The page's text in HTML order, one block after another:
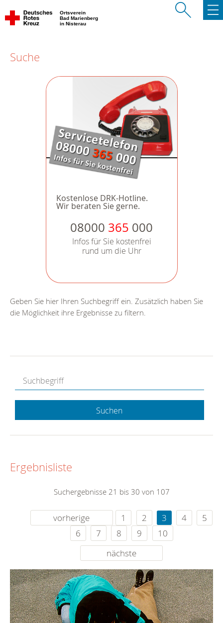
Ortsverein
Bad Marienberg
in Nisterau
Suche
Kostenlose DRK-Hotline.
Wir beraten Sie gerne.
08000 365 000
Infos für Sie kostenfrei
rund um die Uhr
Geben Sie hier Ihren Suchbegriff ein. Zusätzlich haben Sie
die Möglichkeit ihre Ergebnisse zu filtern.
Suchen
Ergebnisliste
Suchergebnisse 21 bis 30 von 107
vorherige 1 2 3 4
5
6
7 8 9
10
nächste